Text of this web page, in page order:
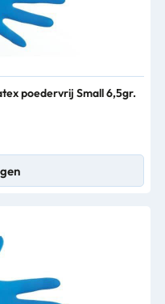
poedervrij Small 6,5gr.